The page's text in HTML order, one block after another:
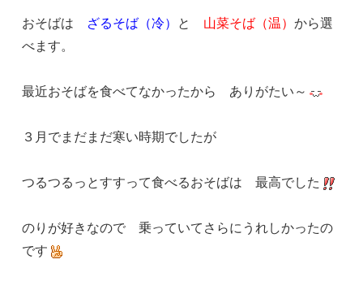
おそばは ざるそば（冷） と 山菜そば（温）から選
べます。
最近おそばを食べてなかったから ありがたい～
３月でまだまだ寒い時期でしたが
つるつるっとすすって食べるおそばは 最高でした
のりが好きなので 乗っていてさらにうれしかったの
です